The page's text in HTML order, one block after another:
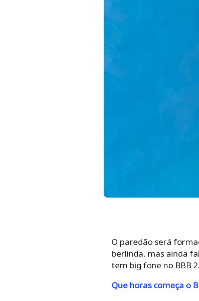
O paredão será
berlinda, mas ainda
tem big fone no BBB
Que horas começa o